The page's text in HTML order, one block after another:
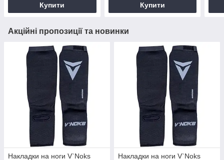
Купити Купити
Акційні пропозиції та новинки
Накладки на ноги V`Noks
Накладки на ноги V`Noks